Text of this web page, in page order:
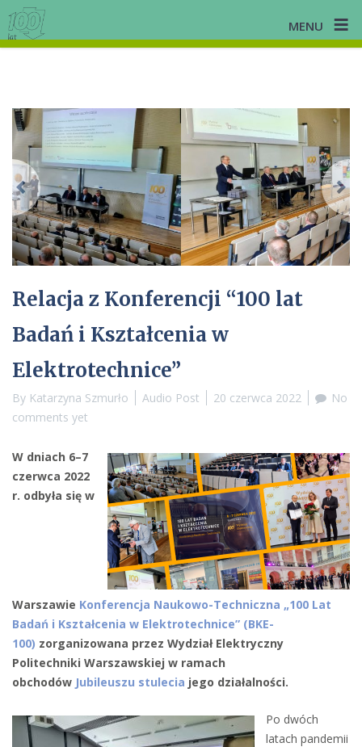
MENU ≡
Previous
Relacja z Konferencji “100 lat
Badań i Kształcenia w
Elektrotechnice”
By Katarzyna Szmurło Audio Post 20 czerwca 2022
No
comments yet
W dniach 6–7
czerwca 2022
r. odbyła się w
Warszawie Konferencja Naukowo-Techniczna „100 Lat
Badań i Kształcenia w Elektrotechnice” (BKE-
100) zorganizowana przez Wydział Elektryczny
Politechniki Warszawskiej w ramach
obchodów Jubileuszu stulecia jego działalności.
Po dwóch
latach pandemii